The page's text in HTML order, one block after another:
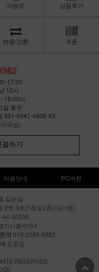
이벤트 상품후기
반품/교환 쿠폰
12시
시
일 휴무
351-0947-4608-43
피싱)
하기
이용안내 PC버전
김윤임
2호,3호(1층및2층)(대야동)
44-00208
기시흥-0154
의 010-2288-8982
김윤임
RESERVED.